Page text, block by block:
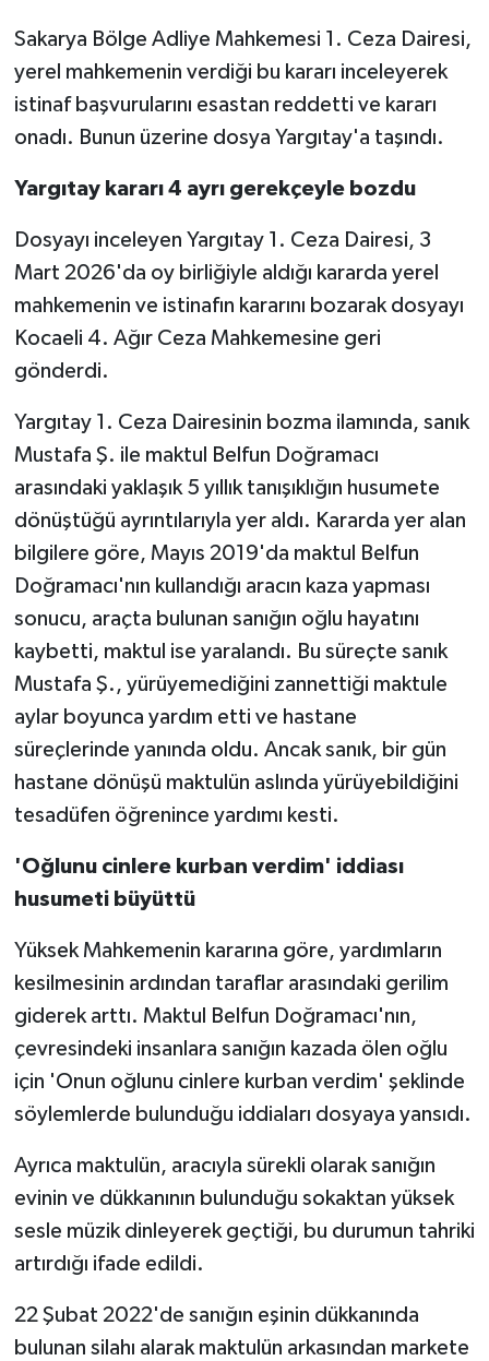
Sakarya Bölge Adliye Mahkemesi 1. Ceza Dairesi,
yerel mahkemenin verdiği bu kararı inceleyerek
istinaf başvurularını esastan reddetti ve kararı
onadı. Bunun üzerine dosya Yargıtay'a taşındı.
Yargıtay kararı 4 ayrı gerekçeyle bozdu
Dosyayı inceleyen Yargıtay 1. Ceza Dairesi, 3
Mart 2026'da oy birliğiyle aldığı kararda yerel
mahkemenin ve istinafın kararını bozarak dosyayı
Kocaeli 4. Ağır Ceza Mahkemesine geri
gönderdi.
Yargıtay 1. Ceza Dairesinin bozma ilamında, sanık
Mustafa Ş. ile maktul Belfun Doğramacı
arasındaki yaklaşık 5 yıllık tanışıklığın husumete
dönüştüğü ayrıntılarıyla yer aldı. Kararda yer alan
bilgilere göre, Mayıs 2019'da maktul Belfun
Doğramacı'nın kullandığı aracın kaza yapması
sonucu, araçta bulunan sanığın oğlu hayatını
kaybetti, maktul ise yaralandı. Bu süreçte sanık
Mustafa Ş., yürüyemediğini zannettiği maktule
aylar boyunca yardım etti ve hastane
süreçlerinde yanında oldu. Ancak sanık, bir gün
hastane dönüşü maktulün aslında yürüyebildiğini
tesadüfen öğrenince yardımı kesti.
'Oğlunu cinlere kurban verdim' iddiası
husumeti büyüttü
Yüksek Mahkemenin kararına göre, yardımların
kesilmesinin ardından taraflar arasındaki gerilim
giderek arttı. Maktul Belfun Doğramacı'nın,
çevresindeki insanlara sanığın kazada ölen oğlu
için 'Onun oğlunu cinlere kurban verdim' şeklinde
söylemlerde bulunduğu iddiaları dosyaya yansıdı.
Ayrıca maktulün, aracıyla sürekli olarak sanığın
evinin ve dükkanının bulunduğu sokaktan yüksek
sesle müzik dinleyerek geçtiği, bu durumun tahriki
artırdığı ifade edildi.
22 Şubat 2022'de sanığın eşinin dükkanında
bulunan silahı alarak maktulün arkasından markete